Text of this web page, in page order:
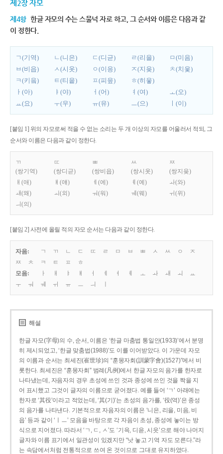
제2장 자모
제4항 한글 자모의 수는 스물넉 자로 하고, 그 순서와 이름은 다음과 같
이 정한다.
ㄱ(기역) ㄴ(니은) ㄷ(디귿) ㄹ(리을)
ㅁ(미음)
ㅂ(비읍)
ㅅ(시옷) ㅇ(이응) ㅈ(지읒)
ㅊ(치읓)
ㅋ(키읔)
ㅌ(티읕) ㅍ(피읖)
ㅎ(히읗)
ㅏ(아)
ㅑ(야) ㅓ(어) ㅕ(여)
ㅗ(오)
ㅛ(요)
ㅜ(우) ㅠ(유) ㅡ(으) ㅣ(이)
[붙임 1] 위의 자모로써 적을 수 없는 소리는 두 개 이상의 자모를 어울러서 적되, 그
순서와 이름은 다음과 같이 정한다.
ㄲ
(쌍기역)
ㄸ
(쌍디귿)
ㅃ
(쌍비읍)
ㅆ
(쌍시옷)
ㅉ
(쌍지읒)
ㅐ(애)
ㅒ(얘) ㅔ(에) ㅖ(예)
ㅘ(와)
ㅙ(왜)
ㅚ(외) ㅝ(워) ㅞ(웨)
ㅟ(위)
ㅢ(의)
[붙임 2] 사전에 올릴 적의 자모 순서는 다음과 같이 정한다.
자음: ㄱ ㄲ ㄴ ㄷ ㄸ ㄹ ㅁ ㅂ ㅃ ㅅ ㅆ ㅇ
ㅈ
ㅉ
ㅊ ㅋ ㅌ ㅍ
ㅎ
모음:
ㅏ ㅐ ㅑ ㅒ ㅓ ㅔ ㅕ ㅖ ㅗ ㅘ ㅙ ㅚ
ㅛ
ㅜ
ㅝ ㅞ ㅟ ㅠ ㅡ ㅢ
해설
한글 자모(字母)의 수, 순서, 이름은 ‘한글 마춤법 통일안(1933)’에서 분명
히 제시되었고, ‘한글 맞춤법(1988)’도 이를 이어받았다. 이 가운데 자모
의 이름과 순서는 최세진(崔世珍)의 “훈몽자회(訓蒙字會)(1527)”에서 비
롯한다. 최세진은 “훈몽자회” 범례(凡例)에서 한글 자모의 음가를 한자로
나타냈는데, 자음자의 경우 초성에 쓰인 것과 종성에 쓰인 것을 짝을 지
어 표시했고 그것이 글자의 이름으로 굳어졌다. 예를 들어 ‘ㄱ’ 아래에는
한자로 ‘其役’이라고 적었는데, ‘其(기)’는 초성의 음가를, ‘役(역)’은 종성
의 음가를 나타낸다. 기본적으로 자음자의 이름은 ‘니은, 리을, 미음, 비
읍’ 등과 같이 ‘ㅣㅡ’ 모음을 바탕으로 각 자음이 초성, 종성에 놓이는 방
식으로 지어졌다. 따라서 ‘ㄱ, ㄷ, ㅅ’도 ‘기윽, 디읃, 시읏’으로 해야 나머지
글자와 이름 표기에서 일관성이 있겠지만 “낫 놓고 기역 자도 모른다.”라
는 속담에서처럼 전통적으로 쓰여 온 것이므로 그대로 유지하였다.